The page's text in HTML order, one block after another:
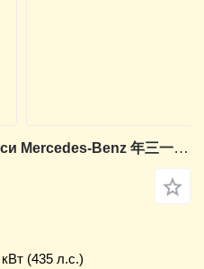
Sany SYM5449THB на шасси Mercedes-Benz 年三一重工
(435 л.с.)